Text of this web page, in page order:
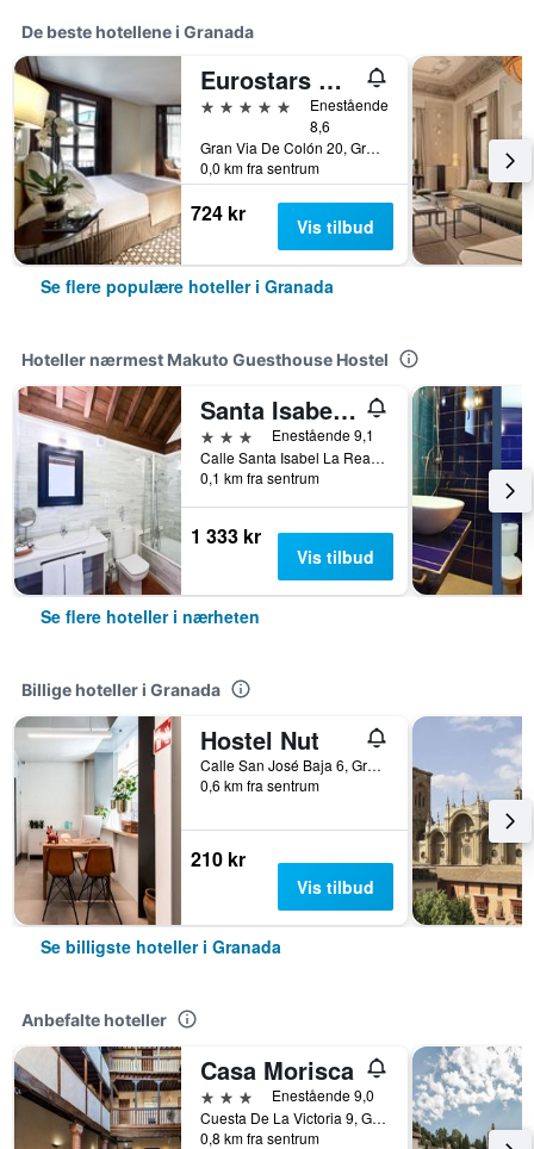
De beste hotellene i Granada
Eurostars Gran Via
5 stjerner
Enestående
8,6
Gran Via De Colón 20, Granada, Andalusia, Spania
0,0 km fra sentrum
724 kr Vis tilbud
Se flere populære hoteller i Granada
Hoteller nærmest Makuto Guesthouse Hostel
Santa Isabel La Real
3 stjernerEnestående 9,1
Calle Santa Isabel La Real 19- Albayzin, Granada, Andalusia, Spania
0,1 km fra sentrum
1 333 kr
Vis tilbud
Se flere hoteller i nærheten
Billige hoteller i Granada
Hostel Nut
Calle San José Baja 6, Granada, Andalusia, Spania
0,6 km fra sentrum
210 kr
Vis tilbud
Se billigste hoteller i Granada
Anbefalte hoteller
Casa Morisca
3 stjernerEnestående 9,0
Cuesta De La Victoria 9, Granada, Andalusia, Spania
0,8 km fra sentrum